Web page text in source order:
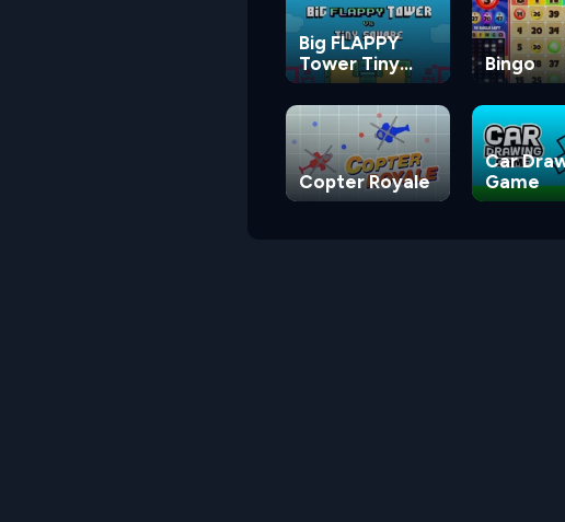
Big FLAPPY
Tower Tiny
Square
Bingo
Copter Royale
Car
Game